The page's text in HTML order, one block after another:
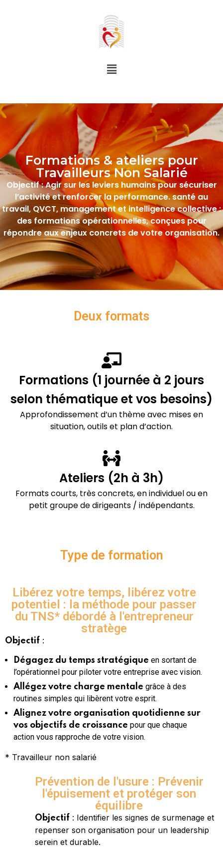
Formations & ateliers pour
Travailleurs Non Salarié
Objectif : Agir sur les leviers humains pour sécuriser
l’activité et renforcer la performance. santé au
travail, QVCT, management et intelligence collective :
des formations opérationnelles, conçues pour
répondre aux enjeux concrets de votre organisation.
Deux formats
Formations (1 journée à 2 jours
selon thématique et vos besoins)
Approfondissement d’un thème avec mises en
situation, outils et plan d’action.
Ateliers (2h à 3h)
Formats courts, très concrets, en individuel ou en
petit groupe de dirigeants / indépendants.
Type de formation
Libérez votre temps, libérez votre
potentiel : la méthode pour passer
du TNS* débordé à l'entrepreneur
stratège
Objectif :
Dégagez du temps stratégique en sortant de
l’opérationnel pour piloter votre entreprise avec vision.
Allégez votre charge mentale grâce à des
routines simples qui libèrent votre esprit.
Alignez votre organisation quotidienne sur
vos objectifs de croissance pour que chaque
action vous rapproche de votre vision.
* Travailleur non salarié
Prévention de l'usure : Prévenir
l'épuisement et protéger son
équilibre
Objectif : Identifier les signes de surmenage et
repenser son organisation pour un leadership
serein et durable.